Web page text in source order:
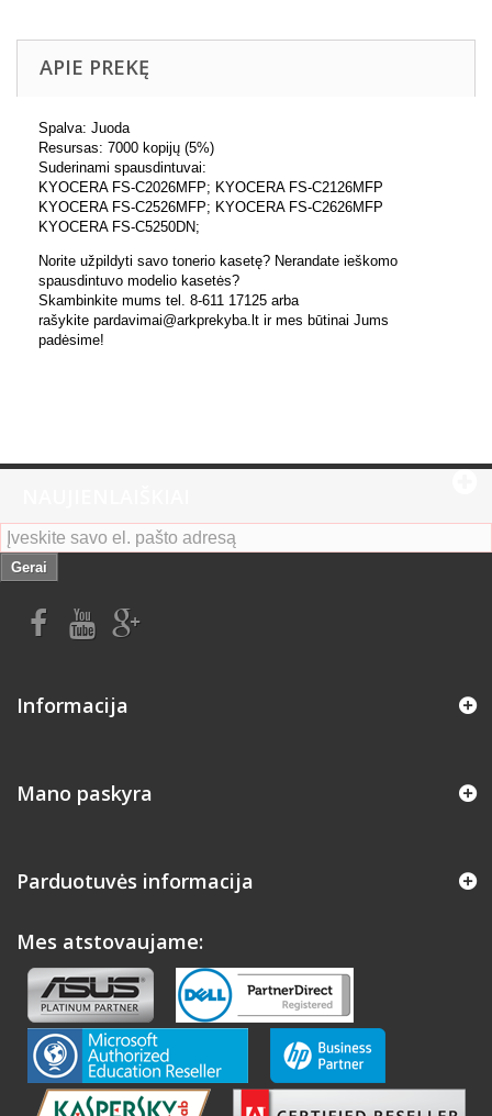
APIE PREKĘ
Spalva: Juoda
Resursas: 7000 kopijų (5%)
Suderinami spausdintuvai:
KYOCERA FS-C2026MFP; KYOCERA FS-C2126MFP
KYOCERA FS-C2526MFP; KYOCERA FS-C2626MFP
KYOCERA FS-C5250DN;
Norite užpildyti savo tonerio kasetę? Nerandate ieškomo
spausdintuvo modelio kasetės?
Skambinkite mums tel. 8-611 17125 arba
rašykite pardavimai@arkprekyba.lt ir mes būtinai Jums
padėsime!
Gerai
Informacija
Mano paskyra
Parduotuvės informacija
Mes atstovaujame: